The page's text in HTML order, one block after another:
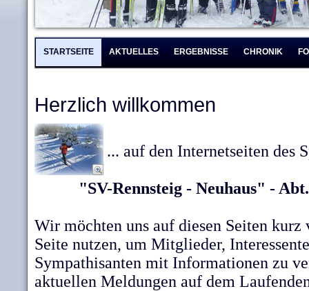
STARTSEITE AKTUELLES ERGEBNISSE CHRONIK
Herzlich willkommen
... auf den Internetseiten des
"SV-Rennsteig - Neuhaus" -
Wir möchten uns auf diesen Seiten kurz
Seite nutzen, um Mitglieder,
Sympathisanten mit Informationen zu
aktuellen Meldungen auf dem